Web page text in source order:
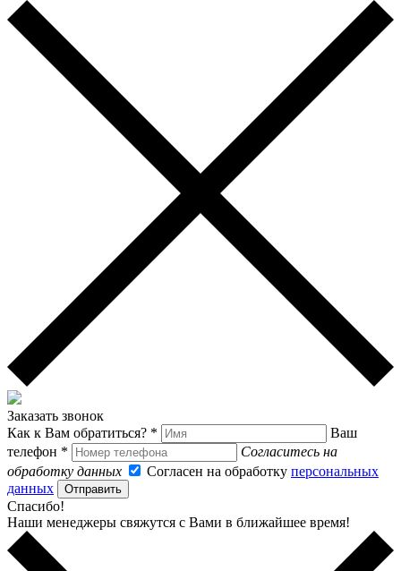
Заказать звонок
Как к Вам обратиться? *
Ваш
телефон *
Согласитесь на
обработку данных
Согласен на обработку персональных
данных
Отправить
Спасибо!
Наши менеджеры свяжутся с Вами в ближайшее время!